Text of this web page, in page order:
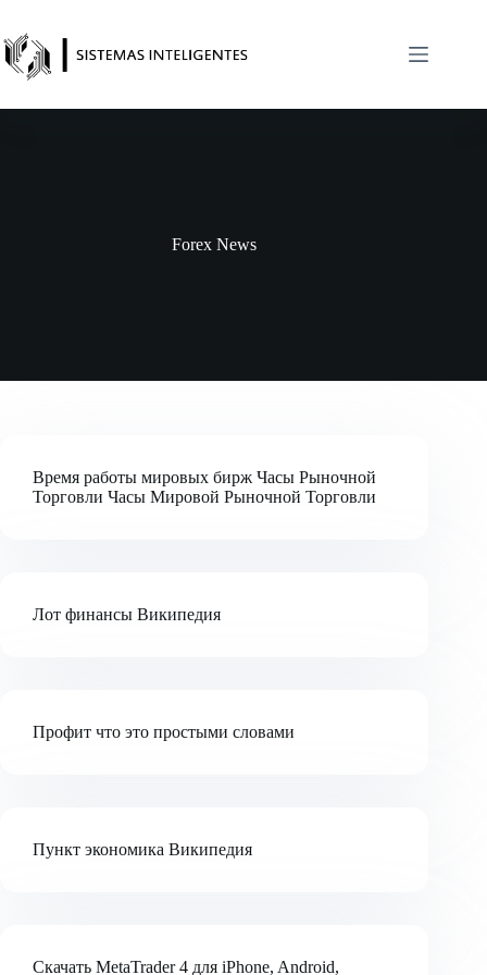
contenido
Forex News
Время работы мировых бирж Часы Рыночной
Торговли Часы Мировой Рыночной Торговли
Лот финансы Википедия
Профит что это простыми словами
Пункт экономика Википедия
Скачать MetaTrader 4 для iPhone, Android,